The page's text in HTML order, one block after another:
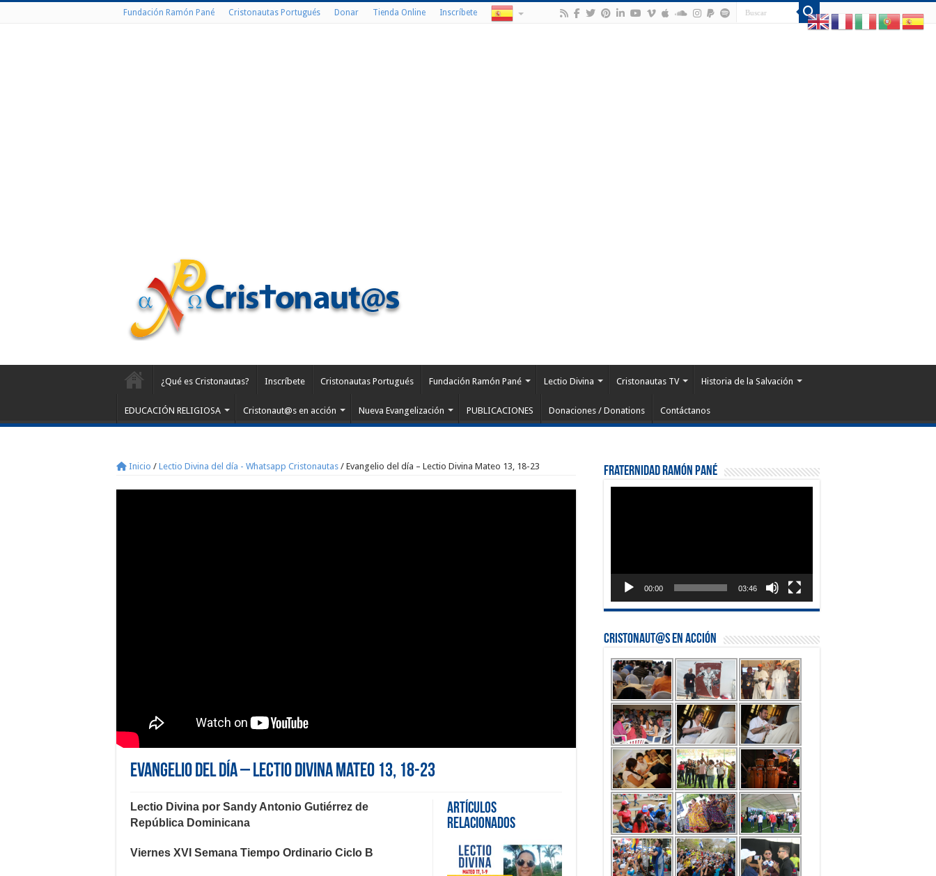
Fundación Ramón Pané Cristonautas Portugués Donar Tienda Online Inscríbete
¿Qué es Cristonautas? Inscríbete Cristonautas Portugués Fundación Ramón Pané Lectio Divina Cristonautas TV Historia de la Salvación
EDUCACIÓN RELIGIOSA Cristonaut@s en acción Nueva Evangelización PUBLICACIONES Donaciones / Donations Contáctanos
Inicio / Lectio Divina del día - Whatsapp Cristonautas / Evangelio del día – Lectio Divina Mateo 13, 18-23
Evangelio del día – Lectio Divina Mateo 13, 18-23
Artículos
Relacionados
Lectio Divina por Sandy Antonio Gutiérrez de
República Dominicana
Viernes XVI Semana Tiempo Ordinario Ciclo B
Fraternidad Ramón Pané
00:00 03:46
Cristonaut@s en Acción